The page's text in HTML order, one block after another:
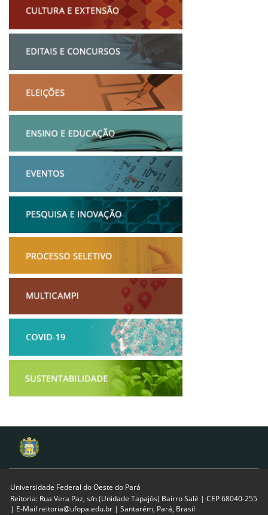
Universidade Federal do Oeste do Pará
Reitoria: Rua Vera Paz, s/n (Unidade Tapajós) Bairro Salé | CEP 68040-255
| E-Mail reitoria@ufopa.edu.br | Santarém, Pará, Brasil